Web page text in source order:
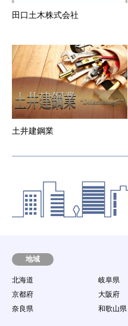
３．退会した会員の会員情報、当
第7条 当社からの通知
１．
当社は、本サービスのウェブ
電子メールの送付、その他当
方法により、会員に対し、随
します。また、会員は本サー
登録した時点より、当社から
知を受けることを承諾したも
ェブサイト上で行った場合は
示した時点で、また電子メー
子メールを発送した時点より
します。
（パソコン等の端末機器、ソフ
ないとともに、接続環境整備の
ト行為を行う責任を持たないもの
第9条 譲渡禁止
田口土木株式会社
土井建鋼業
地域
北海道 岐阜県
京都府
大阪府
奈良県
和歌山県